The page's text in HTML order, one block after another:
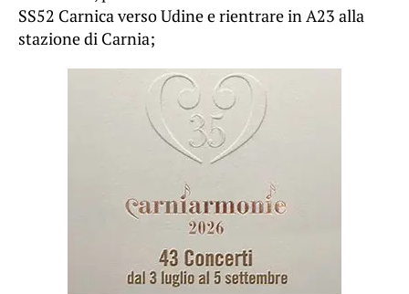
SS52 Carnica verso Udine e rientrare in A23 alla
stazione di Carnia;